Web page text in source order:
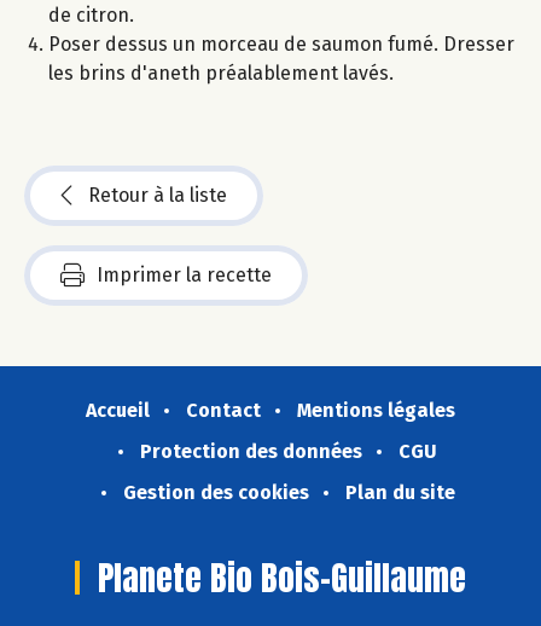
de citron.
Poser dessus un morceau de saumon fumé. Dresser
les brins d'aneth préalablement lavés.
Retour à la liste
Imprimer la recette
Accueil Contact
Mentions légales
Protection des données
CGU
Gestion des cookies
Plan du site
Planete Bio Bois-Guillaume